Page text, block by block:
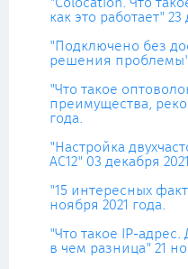
как это работает" 23
"Подключено без
решения проблемы"
"Что такое
преимущества,
года.
"Настройка
AC12" 03 декабря
"15 интересных
ноября 2021 года.
"Что такое IP-
в чем разница" 21